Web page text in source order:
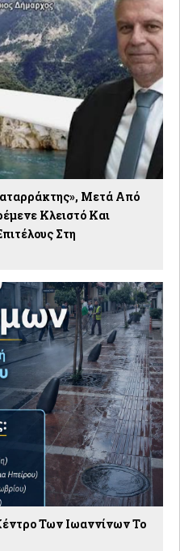
Μετά Από
Κλειστό Και
Στη
Των Ιωαννίνων Το